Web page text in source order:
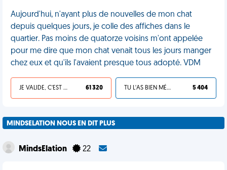
Aujourd'hui, n'ayant plus de nouvelles de mon chat
depuis quelques jours, je colle des affiches dans le
quartier. Pas moins de quatorze voisins m'ont appelée
pour me dire que mon chat venait tous les jours manger
chez eux et qu'ils l'avaient presque tous adopté. VDM
JE VALIDE, C'EST UNE VDM 61 320 TU L'AS BIEN MÉRITÉ 5 404
MINDSELATION NOUS EN DIT PLUS
MindsElation 22